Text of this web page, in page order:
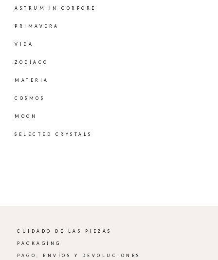
ASTRUM IN CORPORE
PRIMAVERA
VIDA
ZODÍACO
MATERIA
COSMOS
MOON
SELECTED CRYSTALS
CUIDADO DE LAS PIEZAS
PACKAGING
PAGO, ENVÍOS Y DEVOLUCIONES